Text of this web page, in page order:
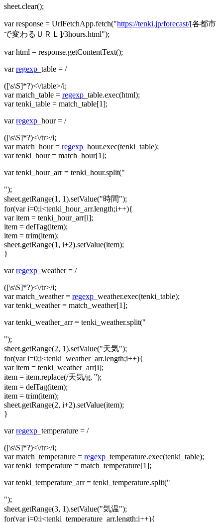
sheet.clear();
var response = UrlFetchApp.fetch("https://tenki.jp/forecast/[各都市
で変わるＵＲＬ]/3hours.html");
var html = response.getContentText();
varregexp _table = /
([\s\S]*?)<\/table>/i;
var match_table = regexp _table.exec(html);
var tenki_table = match_table[1];
varregexp _hour = /
([\s\S]*?)<\/tr>/i;
var match_hour = regexp _hour.exec(tenki_table);
var tenki_hour = match_hour[1];
var tenki_hour_arr = tenki_hour.split("
");
sheet.getRange(1, 1).setValue("時間");
for(var i=0;i<tenki_hour_arr.length;i++){
var item = tenki_hour_arr[i];
item = delTag(item);
item = trim(item);
sheet.getRange(1, i+2).setValue(item);
}
varregexp _weather = /
([\s\S]*?)<\/tr>/i;
var match_weather = regexp _weather.exec(tenki_table);
var tenki_weather = match_weather[1];
var tenki_weather_arr = tenki_weather.split("
");
sheet.getRange(2, 1).setValue("天気");
for(var i=0;i<tenki_weather_arr.length;i++){
var item = tenki_weather_arr[i];
item = item.replace(/天気/g, '');
item = delTag(item);
item = trim(item);
sheet.getRange(2, i+2).setValue(item);
}
varregexp _temperature = /
([\s\S]*?)<\/tr>/i;
var match_temperature = regexp _temperature.exec(tenki_table);
var tenki_temperature = match_temperature[1];
var tenki_temperature_arr = tenki_temperature.split("
");
sheet.getRange(3, 1).setValue("気温");
for(var i=0;i<tenki_temperature_arr.length;i++){